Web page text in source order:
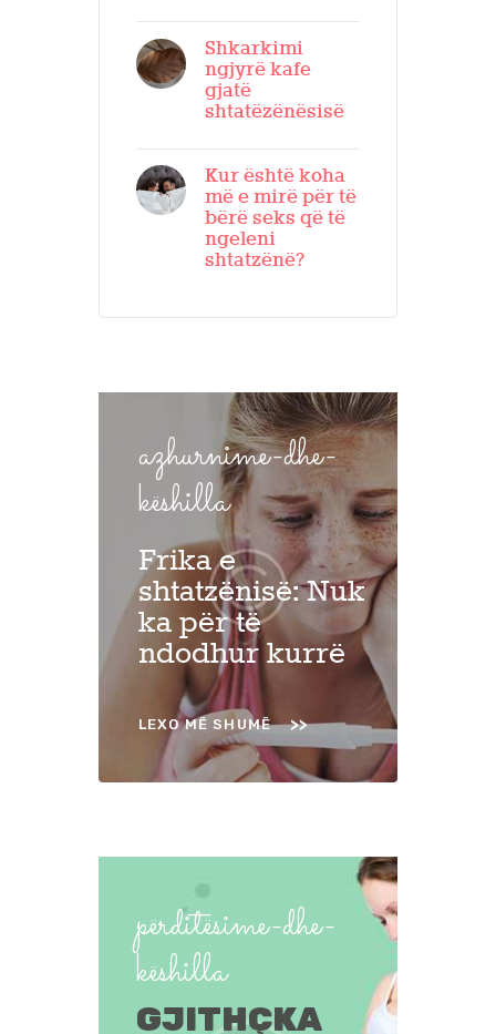
Shkarkimi
ngjyrë kafe
gjatë
shtatëzënësisë
Kur është koha
më e mirë për të
bërë seks që të
ngeleni
shtatzënë?
azhurnime-dhe-
këshilla
Frika e
shtatzënisë: Nuk
ka për të
ndodhur kurrë
LEXO MË SHUMË
përditësime-dhe-
këshilla
GJITHÇKA